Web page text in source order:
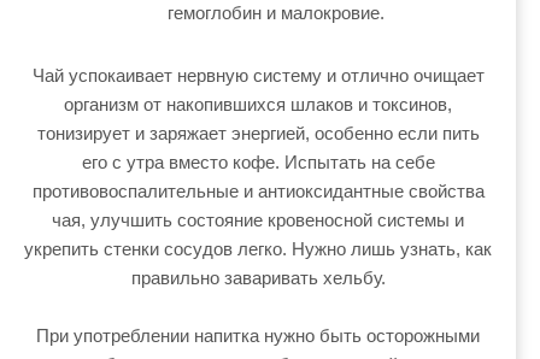
гемоглобин и малокровие.
Чай успокаивает нервную систему и отлично очищает
организм от накопившихся шлаков и токсинов,
тонизирует и заряжает энергией, особенно если пить
его с утра вместо кофе. Испытать на себе
противовоспалительные и антиоксидантные свойства
чая, улучшить состояние кровеносной системы и
укрепить стенки сосудов легко. Нужно лишь узнать, как
правильно заваривать хельбу.
При употреблении напитка нужно быть осторожными